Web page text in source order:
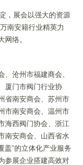
，展会以强大的资源
南安籍行业精英力
络。
沧州市福建商会、
厦门市阀门行业协
省南安商会、苏州市
市南安商会、温州市
海西阀门协会、浙江
南安商会、山西省水
盖”的立体化产业服务
参展企业搭建高效对